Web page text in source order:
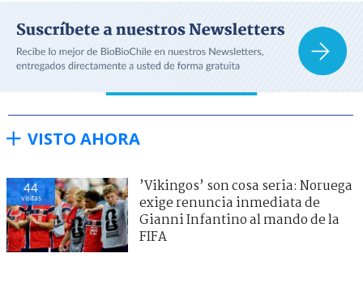
VISTO AHORA
44
visitas
’Vikingos’ son cosa seria: Noruega
exige renuncia inmediata de
Gianni Infantino al mando de la
FIFA